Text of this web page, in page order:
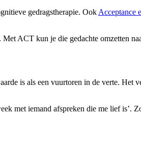
gedragstherapie. Ook Acceptance
ACT kun je die gedachte omzetten
is als een vuurtoren in de verte.
met iemand afspreken die me lief